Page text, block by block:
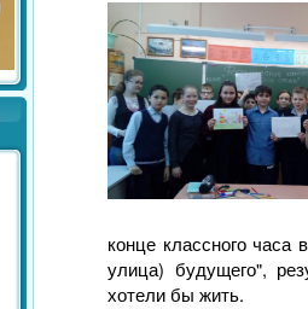
конце классного часа
улица) будущего",
хотели бы жить.